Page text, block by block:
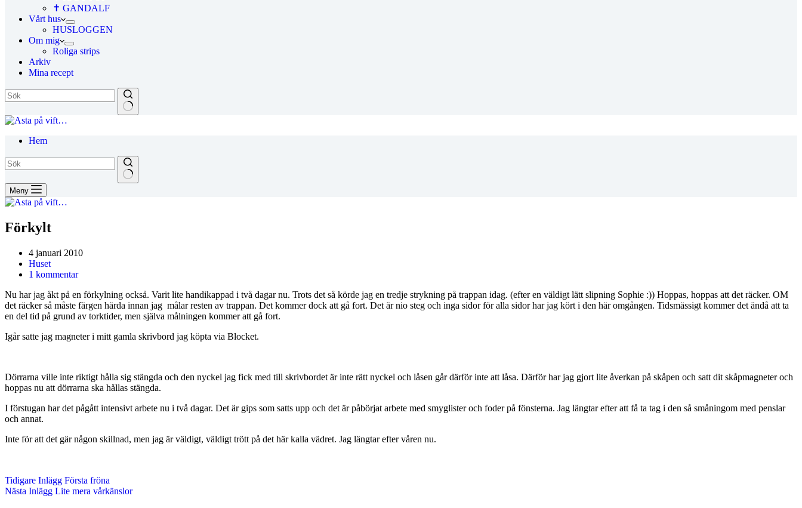
✝ GANDALF
Vårt hus
HUSLOGGEN
Om mig
Roliga strips
Arkiv
Mina recept
Hem
Meny
Förkylt
4 januari 2010
Huset
1 kommentar
Nu har jag åkt på en förkylning också. Varit lite handikappad i två dagar nu. Trots det så körde jag en tredje strykning på trappan idag. (efter en väldigt lätt slipning Sophie :)) Hoppas, hoppas att det räcker. OM
det räcker så måste färgen härda innan jag målar resten av trappan. Det kommer dock att gå fort. Det är nio steg och inga sidor för alla sidor har jag kört i den här omgången. Tidsmässigt kommer det ändå att ta
en del tid på grund av torktider, men själva målningen kommer att gå fort.
Igår satte jag magneter i mitt gamla skrivbord jag köpta via Blocket.
Dörrarna ville inte riktigt hålla sig stängda och den nyckel jag fick med till skrivbordet är inte rätt nyckel och låsen går därför inte att låsa. Därför har jag gjort lite åverkan på skåpen och satt dit skåpmagneter och
hoppas nu att dörrarna ska hållas stängda.
I förstugan har det pågått intensivt arbete nu i två dagar. Det är gips som satts upp och det är påbörjat arbete med smyglister och foder på fönsterna. Jag längtar efter att få ta tag i den så småningom med penslar
och annat.
Inte för att det gär någon skillnad, men jag är väldigt, väldigt trött på det här kalla vädret. Jag längtar efter våren nu.
Tidigare Inlägg Första fröna
Nästa Inlägg Lite mera vårkänslor